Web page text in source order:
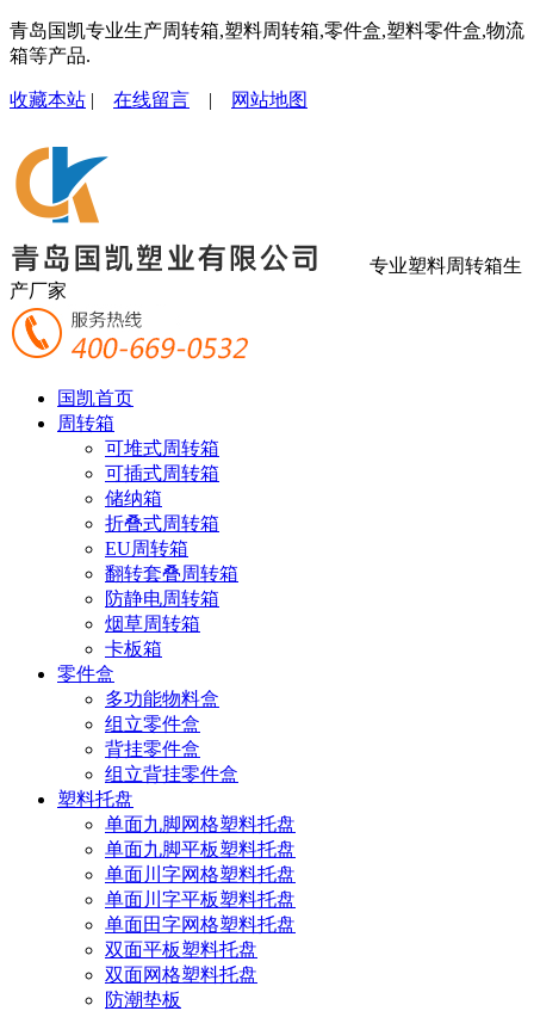
青岛国凯专业生产周转箱,塑料周转箱,零件盒,塑料零件盒,物流
箱等产品.
收藏本站 | 在线留言 | 网站地图
专业塑料周转箱生
产厂家
国凯首页
周转箱
可堆式周转箱
可插式周转箱
储纳箱
折叠式周转箱
EU周转箱
翻转套叠周转箱
防静电周转箱
烟草周转箱
卡板箱
零件盒
多功能物料盒
组立零件盒
背挂零件盒
组立背挂零件盒
塑料托盘
单面九脚网格塑料托盘
单面九脚平板塑料托盘
单面川字网格塑料托盘
单面川字平板塑料托盘
单面田字网格塑料托盘
双面平板塑料托盘
双面网格塑料托盘
防潮垫板